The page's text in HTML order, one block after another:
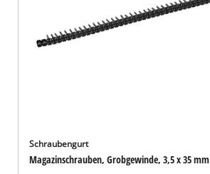
Schraubengurt
Magazinschrauben, Grobgewinde, 3,5 x 35 mm